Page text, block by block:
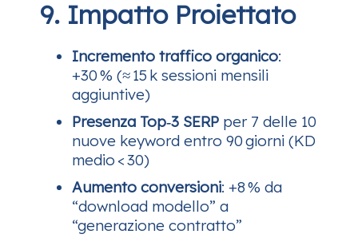
9. Impatto Proiettato
Incremento traffico organico:
+30 % (≈ 15 k sessioni mensili
aggiuntive)
Presenza Top‑3 SERP per 7 delle 10
nuove keyword entro 90 giorni (KD
medio < 30)
Aumento conversioni: +8 % da
“download modello” a
“generazione contratto”